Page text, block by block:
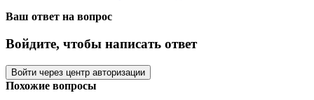
Ваш ответ на вопрос
Войдите, чтобы написать ответ
Войти через центр авторизации
Похожие вопросы